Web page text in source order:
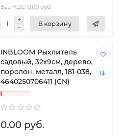
Без НДС: 0.00 руб.
В корзину
INBLOOM Рыхлитель
садовый, 32x9см, дерево,
поролон, металл, 181-038,
4640250706411 (CN)
0.00 руб.